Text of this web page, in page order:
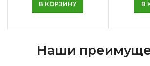
В КОРЗИНУ В
Наши